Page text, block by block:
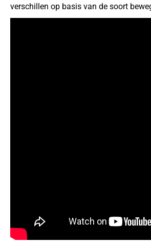
verschillen op basis van de soort